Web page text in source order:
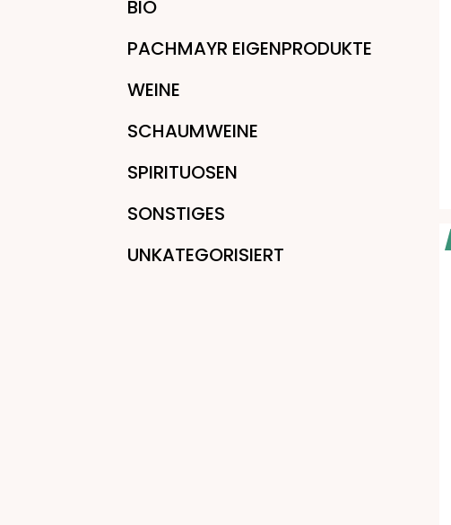
BIO
PACHMAYR EIGENPRODUKTE
WEINE
SCHAUMWEINE
SPIRITUOSEN
SONSTIGES
UNKATEGORISIERT